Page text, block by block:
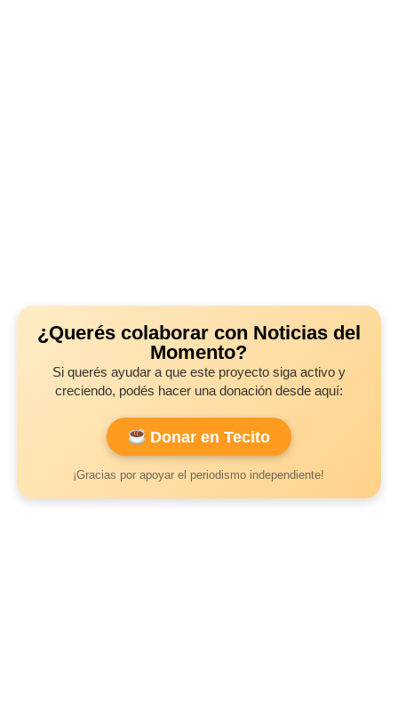
¿Querés colaborar con Noticias del
Momento?
Si querés ayudar a que este proyecto siga activo y
creciendo, podés hacer una donación desde aquí:
Donar en Tecito
¡Gracias por apoyar el periodismo independiente!